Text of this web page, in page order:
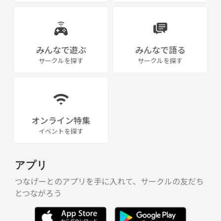
みんなで遊ぶ
サークルを探す
みんなで語る
サークルを探す
オンライン特集
イベントを探す
アプリ
つなげーとのアプリを手に入れて、サークルの友だち
とつながろう